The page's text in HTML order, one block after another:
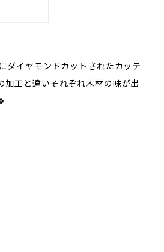
ダイヤモンドカットされたカッテ
加工と違いそれぞれ木材の味が出